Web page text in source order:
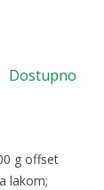
Dostupno
g offset
lakom;